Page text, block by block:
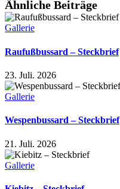
Ähnliche Beiträge
Gallerie
Raufußbussard – Steckbrief
23. Juli. 2026
Gallerie
Wespenbussard – Steckbrief
21. Juli. 2026
Gallerie